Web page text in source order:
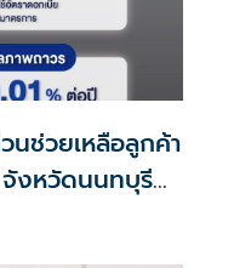
นช่วยเหลือลูกค้า
จังหวัดนนทบุรี